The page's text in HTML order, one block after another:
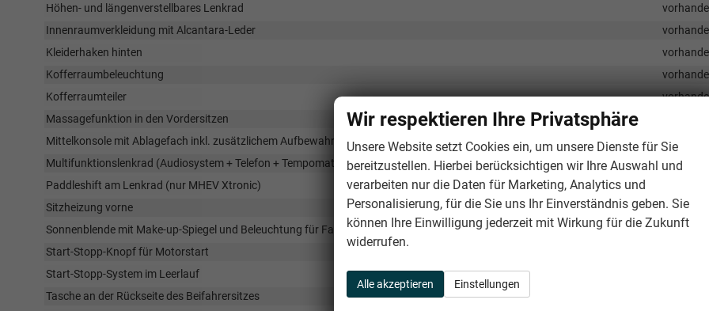
Höhen- und längenverstellbares Lenkrad
Innenraumverkleidung mit Alcantara-Leder
Kleiderhaken hinten
Kofferraumbeleuchtung
Kofferraumteiler
Massagefunktion in den Vordersitzen
Mittelkonsole mit Ablagefach inkl. zusätzlichem Aufbewahrungsfach oben
vorhanden
Multifunktionslenkrad (Audiosystem + Telefon + Tempomat + Geschwindigkeitsbegrenzer)
vorhanden
Paddleshift am Lenkrad (nur MHEV Xtronic)
Sitzheizung vorne
vorhanden
Sonnenblende mit Make-up-Spiegel und Beleuchtung für Fahrer- und Beifahrerseite
vorhanden
Start-Stopp-Knopf für Motorstart
Start-Stopp-System im Leerlauf
Tasche an der Rückseite des Beifahrersitzes
Wir respektieren Ihre Privatsphäre
Unsere Website setzt Cookies ein, um unsere Dienste für Sie
bereitzustellen. Hierbei berücksichtigen wir Ihre Auswahl und
verarbeiten nur die Daten für Marketing, Analytics und
Personalisierung, für die Sie uns Ihr Einverständnis geben. Sie
können Ihre Einwilligung jederzeit mit Wirkung für die Zukunft
widerrufen.
Alle akzeptieren Einstellungen